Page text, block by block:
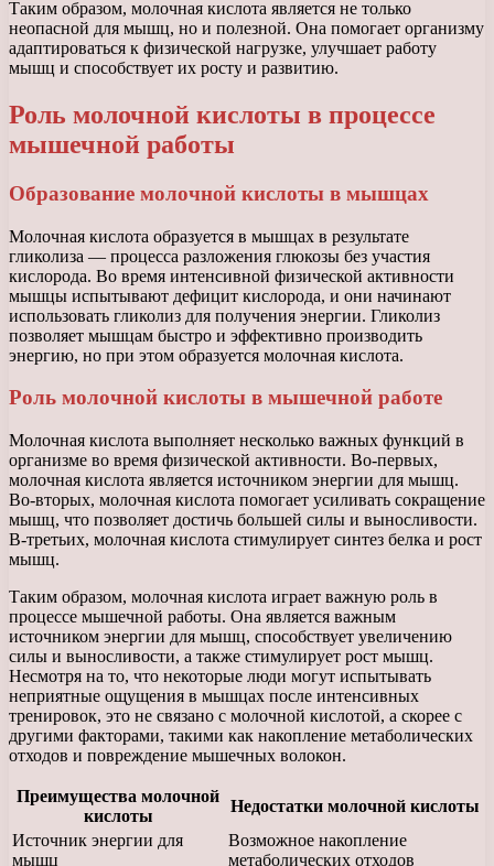
Таким образом, молочная кислота является не только
неопасной для мышц, но и полезной. Она помогает организму
адаптироваться к физической нагрузке, улучшает работу
мышц и способствует их росту и развитию.
Роль молочной кислоты в процессе
мышечной работы
Образование молочной кислоты в мышцах
Молочная кислота образуется в мышцах в результате
гликолиза — процесса разложения глюкозы без участия
кислорода. Во время интенсивной физической активности
мышцы испытывают дефицит кислорода, и они начинают
использовать гликолиз для получения энергии. Гликолиз
позволяет мышцам быстро и эффективно производить
энергию, но при этом образуется молочная кислота.
Роль молочной кислоты в мышечной работе
Молочная кислота выполняет несколько важных функций в
организме во время физической активности. Во-первых,
молочная кислота является источником энергии для мышц.
Во-вторых, молочная кислота помогает усиливать сокращение
мышц, что позволяет достичь большей силы и выносливости.
В-третьих, молочная кислота стимулирует синтез белка и рост
мышц.
Таким образом, молочная кислота играет важную роль в
процессе мышечной работы. Она является важным
источником энергии для мышц, способствует увеличению
силы и выносливости, а также стимулирует рост мышц.
Несмотря на то, что некоторые люди могут испытывать
неприятные ощущения в мышцах после интенсивных
тренировок, это не связано с молочной кислотой, а скорее с
другими факторами, такими как накопление метаболических
отходов и повреждение мышечных волокон.
Преимущества молочной
кислоты
Недостатки молочной кислоты
Источник энергии для
мышц
Возможное накопление
метаболических отходов